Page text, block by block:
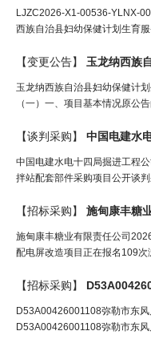
LJZC2026-X1-00536-YLNX-
西族自治县妇幼保健计划生育
【变更公告】 玉龙纳西族
玉龙纳西族自治县妇幼保健计
（一）一、项目基本情况原公
【谈判采购】 中国电建水
中国电建水电十四局掘进工程
拌站配套部件采购项目公开谈
【招标采购】 施甸康丰糖
施甸康丰糖业有限责任公司
配电屏改造项目正在报名109
【招标采购】
D53A00426001108弥勒市东
D53A00426001108弥勒市东